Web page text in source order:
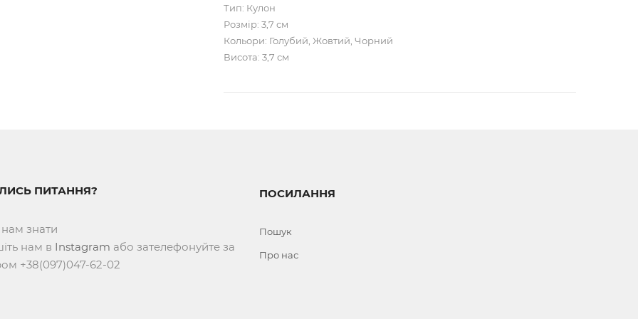
Тип: Кулон
Розмір: 3,7 см
Кольори: Голубий, Жовтий, Чорний
Висота: 3,7 см
ПИТАННЯ?
знати
нам в Instagram або зателефонуйте за
+38(097)047-62-02
ПОСИЛАННЯ
Пошук
Про нас